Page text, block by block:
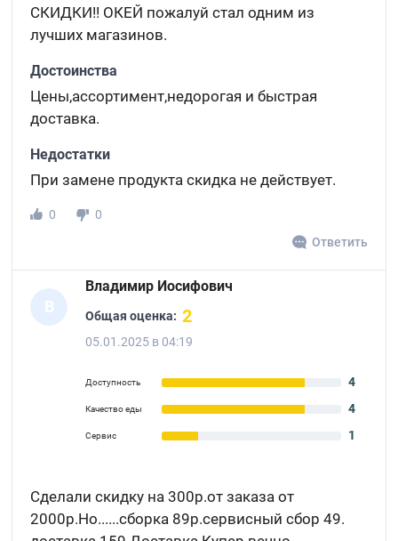
СКИДКИ!! ОКЕЙ пожалуй стал одним из
лучших магазинов.
Достоинства
Цены,ассортимент,недорогая и быстрая
доставка.
Недостатки
При замене продукта скидка не действует.
0
0
Ответить
В
Владимир Иосифович
Общая оценка: 2
05.01.2025 в 04:19
Доступность 4
Качество еды 4
Сервис 1
Сделали скидку на 300р.от заказа от
2000р.Но......сборка 89р.сервисный сбор 49.